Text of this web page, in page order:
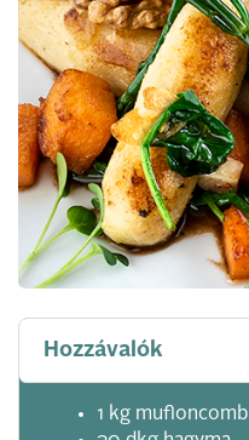
Hozzávalók
1 kg mufloncomb